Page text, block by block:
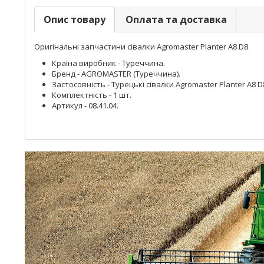
Опис товару Оплата та доставка
Оригінальні запчастини сівалки Agromaster Planter A8 D8
Країна виробник - Туреччина.
Бренд - AGROMASTER (Туреччина).
Застосовність - Турецькі сівалки Agromaster Planter A8
Комплектність - 1 шт.
Артикул - 08.41.04.